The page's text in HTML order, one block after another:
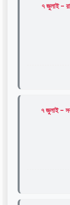
৭ জুলাই -
৭ জুলাই -